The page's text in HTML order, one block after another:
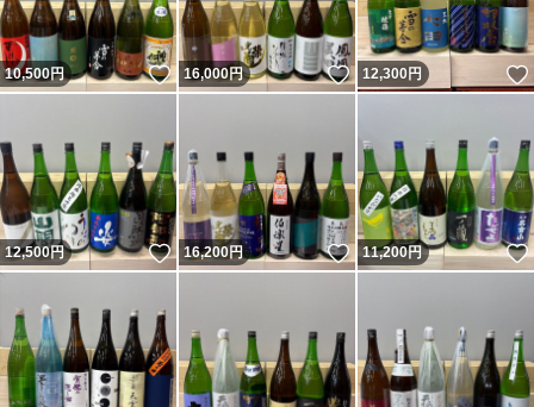
10,500円 いいね！
16,000円 いいね！
12,300円
12,500円 いいね！
16,200円 いいね！
11,200円